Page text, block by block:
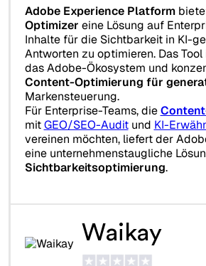
Adobe Experience Platform
Optimizer eine Lösung auf
Inhalte für die Sichtbarkeit in KI-
Antworten zu optimieren. Das
das Adobe-Ökosystem und
Content-Optimierung für
Markensteuerung.
Für Enterprise-Teams, die
mitGEO/SEO-Auditund KI-
vereinen möchten, liefert der
eine unternehmenstaugliche
Sichtbarkeitsoptimierung.
Waikay